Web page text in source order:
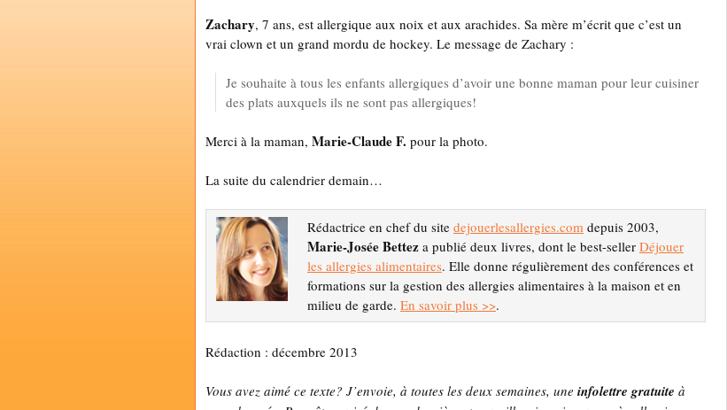
Zachary, 7 ans, est allergique aux noix et aux arachides. Sa mère m’écrit que c’est un
vrai clown et un grand mordu de hockey. Le message de Zachary :
Je souhaite à tous les enfants allergiques d’avoir une bonne maman pour leur cuisiner
des plats auxquels ils ne sont pas allergiques!
Merci à la maman, Marie-Claude F. pour la photo.
La suite du calendrier demain…
Rédactrice en chef du site dejouerlesallergies.com depuis 2003,
Marie-Josée Betteza publié deux livres, dont le best-seller Déjouer
les allergies alimentaires. Elle donne régulièrement des conférences et
formations sur la gestion des allergies alimentaires à la maison et en
milieu de garde. En savoir plus >>.
Rédaction : décembre 2013
Vous avez aimé ce texte? J’envoie, à toutes les deux semaines, une infolettre gratuite à